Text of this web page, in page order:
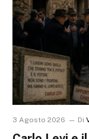
3 Agosto 2026 Di